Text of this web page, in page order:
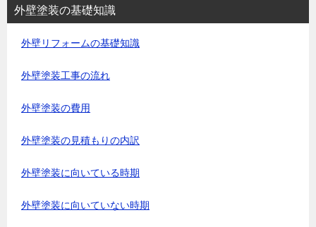
外壁塗装の基礎知識
外壁リフォームの基礎知識
外壁塗装工事の流れ
外壁塗装の費用
外壁塗装の見積もりの内訳
外壁塗装に向いている時期
外壁塗装に向いていない時期